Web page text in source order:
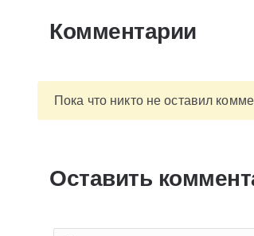
Комментарии
Пока что никто не оставил
Оставить